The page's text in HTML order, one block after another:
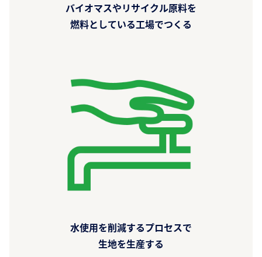
バイオマスやリサイクル原料を
燃料としている工場でつくる
水使用を削減するプロセスで
生地を生産する